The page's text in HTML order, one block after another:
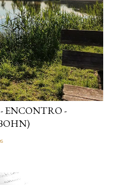
ENCONTRO -